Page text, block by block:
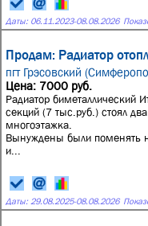
Даты: 06.11.2023-08.08.2026
Продам: Радиатор
пгт Грэсовский
Цена: 7000 руб.
Радиатор биметаллический
секций (7 тыс.руб.) стоял
многоэтажка.
Вынуждены были поменять
и...
Даты: 29.08.2025-08.08.2026